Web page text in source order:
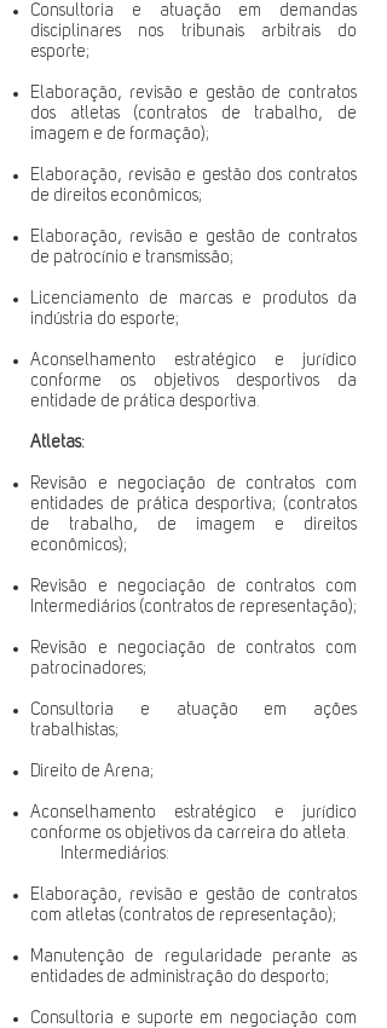
Consultoria e atuação em demandas
disciplinares nos tribunais arbitrais do
esporte;
Elaboração, revisão e gestão de contratos
dos atletas (contratos de trabalho, de
imagem e de formação);
Elaboração, revisão e gestão dos contratos
de direitos econômicos;
Elaboração, revisão e gestão de contratos
de patrocínio e transmissão;
Licenciamento de marcas e produtos da
indústria do esporte;
Aconselhamento estratégico e jurídico
conforme os objetivos desportivos da
entidade de prática desportiva.
Atletas:
Revisão e negociação de contratos com
entidades de prática desportiva; (contratos
de trabalho, de imagem e direitos
econômicos);
Revisão e negociação de contratos com
Intermediários (contratos de representação);
Revisão e negociação de contratos com
patrocinadores;
Consultoria e atuação em ações
trabalhistas;
Direito de Arena;
Aconselhamento estratégico e jurídico
conforme os objetivos da carreira do atleta.
Intermediários:
Elaboração, revisão e gestão de contratos
com atletas (contratos de representação);
Manutenção de regularidade perante as
entidades de administração do desporto;
Consultoria e suporte em negociação com